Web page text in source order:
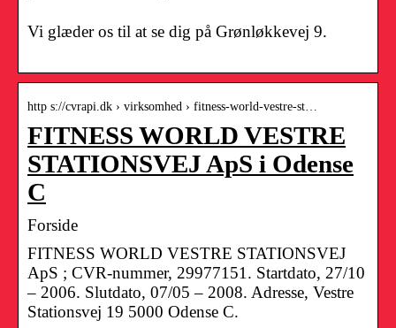
Vi glæder os til at se dig på Grønløkkevej 9.
http s://cvrapi.dk › virksomhed › fitness-world-vestre-st…
FITNESS WORLD VESTRE
STATIONSVEJ ApS i Odense
C
Forside
FITNESS WORLD VESTRE STATIONSVEJ
ApS ; CVR-nummer, 29977151. Startdato, 27/10
– 2006. Slutdato, 07/05 – 2008. Adresse, Vestre
Stationsvej 19 5000 Odense C.